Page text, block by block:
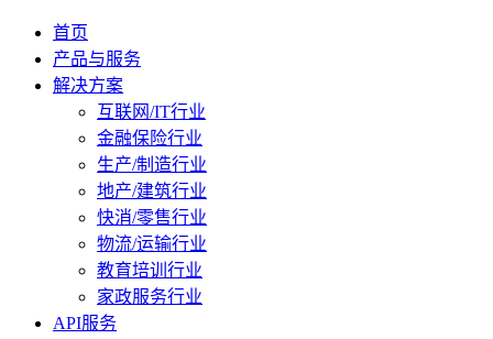
首页
产品与服务
解决方案
互联网/IT行业
金融保险行业
生产/制造行业
地产/建筑行业
快消/零售行业
物流/运输行业
教育培训行业
家政服务行业
API服务